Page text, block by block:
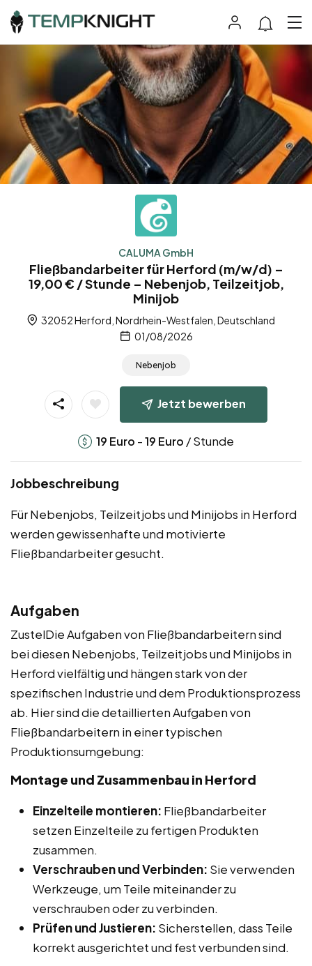
CALUMA GmbH
Fließbandarbeiter für Herford (m/w/d) –
19,00 € / Stunde – Nebenjob, Teilzeitjob,
Minijob
32052 Herford, Nordrhein-Westfalen, Deutschland
01/08/2026
Nebenjob
Jetzt bewerben
19 Euro -19 Euro / Stunde
Jobbeschreibung
Für Nebenjobs, Teilzeitjobs und Minijobs in Herford
werden gewissenhafte und motivierte
Fließbandarbeiter gesucht.
Aufgaben
ZustelDie Aufgaben von Fließbandarbeitern sind
bei diesen Nebenjobs, Teilzeitjobs und Minijobs in
Herford vielfältig und hängen stark von der
spezifischen Industrie und dem Produktionsprozess
ab. Hier sind die detaillierten Aufgaben von
Fließbandarbeitern in einer typischen
Produktionsumgebung:
Montage und Zusammenbau in Herford
Einzelteile montieren: Fließbandarbeiter
setzen Einzelteile zu fertigen Produkten
zusammen.
Verschrauben und Verbinden: Sie verwenden
Werkzeuge, um Teile miteinander zu
verschrauben oder zu verbinden.
Prüfen und Justieren: Sicherstellen, dass Teile
korrekt ausgerichtet und fest verbunden sind.